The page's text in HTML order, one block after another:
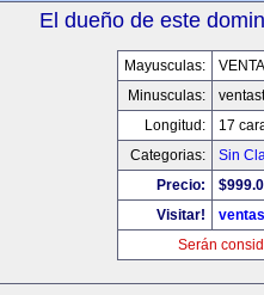
El dueño de este
Mayusculas:
Minusculas:
Longitud:
17
Categorias:
Sin
Precio:
Visitar!
Serán